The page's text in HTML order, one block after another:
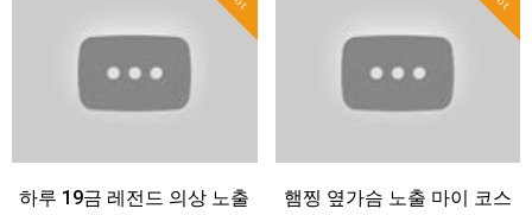
하루 19금 레전드 의상 노출
햄찡 옆가슴 노출 마이 코스